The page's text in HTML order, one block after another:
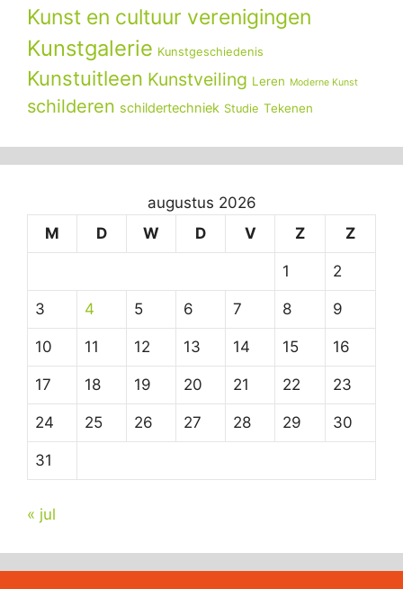
Kunst en cultuur verenigingen
Kunstgalerie Kunstgeschiedenis
Kunstuitleen Kunstveiling Leren Moderne Kunst
schilderen schildertechniek Studie Tekenen
augustus 2026
M
D W D V Z Z
1 2
3 4 5 6 7 8 9
10 11 12 13 14 15 16
17 18 19 20 21 22 23
24 25 26 27 28 29 30
31
« jul